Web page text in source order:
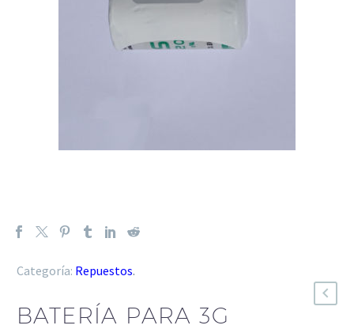
Categoría: Repuestos.
BATERÍA PARA 3G